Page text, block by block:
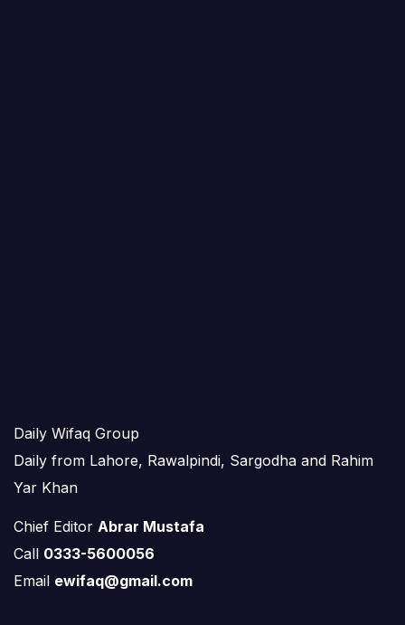
Daily Wifaq Group
Daily from Lahore, Rawalpindi, Sargodha and Rahim
Yar Khan
Chief Editor Abrar Mustafa
Call 0333-5600056
Email ewifaq@gmail.com